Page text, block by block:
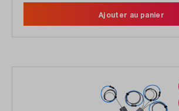
Ajouter au panier